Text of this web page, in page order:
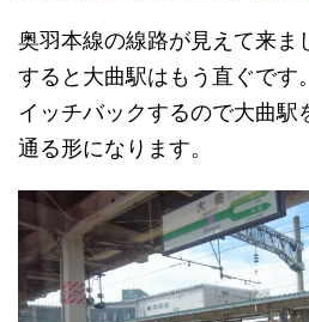
奥羽本線の線路が見えて来ま
すると大曲駅はもう直ぐです
イッチバックするので大曲駅
通る形になります。